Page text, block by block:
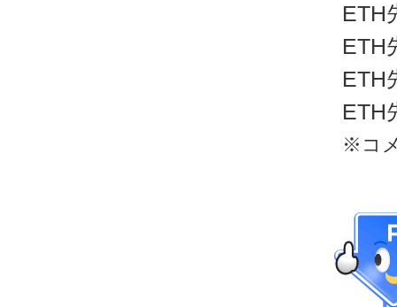
ETH
ETH
ETH
ETH
※コ